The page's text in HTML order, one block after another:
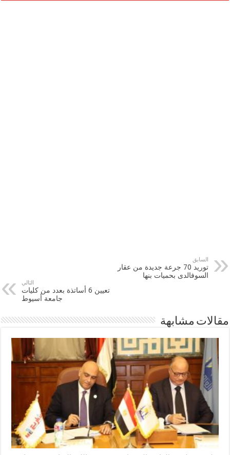
السابق
توريد 70 جرعة جديدة من عقار
السوفالدى بحميات بنها
التالي
تعيين 6 أساتذة بعدد من كليات
جامعة أسيوط
مقالات مشابهة